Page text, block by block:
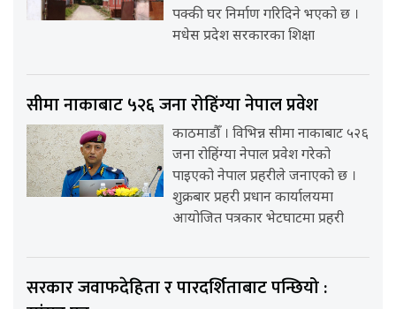
पक्की घर निर्माण गरिदिने भएको छ ।
मधेस प्रदेश सरकारका शिक्षा
सीमा नाकाबाट ५२६ जना रोहिंग्या नेपाल प्रवेश
काठमाडौँ । विभिन्न सीमा नाकाबाट ५२६
जना रोहिंग्या नेपाल प्रवेश गरेको
पाइएको नेपाल प्रहरीले जनाएको छ ।
शुक्रबार प्रहरी प्रधान कार्यालयमा
आयोजित पत्रकार भेटघाटमा प्रहरी
सरकार जवाफदेहिता र पारदर्शिताबाट पन्छियो :